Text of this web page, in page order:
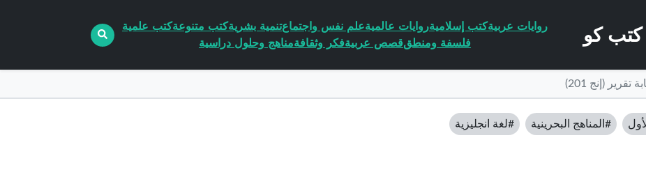
روايات عربيةكتب إسلاميةروايات عالميةعلم نفس واجتماعتنمية بشريةكتب متنوعةكتب علمية
فلسفة ومنطققصص عربيةفكر وثقافةمناهج وحلول دراسية
تقرير (إنج 201)
#المناهج البحرينية #لغة انجليزية